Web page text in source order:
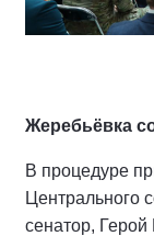
Жеребьёвка
В процедуре
Центрального
сенатор, Герой